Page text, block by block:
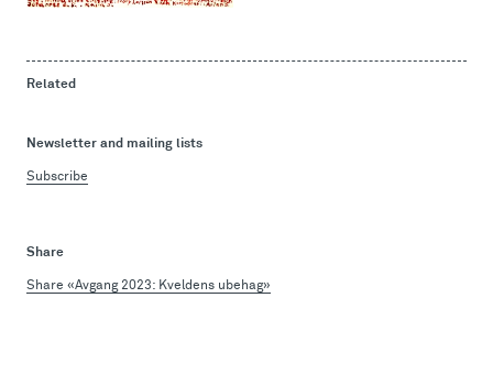
Related
Newsletter and mailing lists
Subscribe
Share
Share «Avgang 2023: Kveldens ubehag»